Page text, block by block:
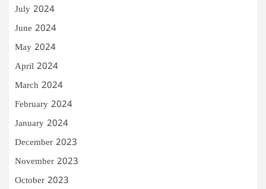
July 2024
June 2024
May 2024
April 2024
March 2024
February 2024
January 2024
December 2023
November 2023
October 2023